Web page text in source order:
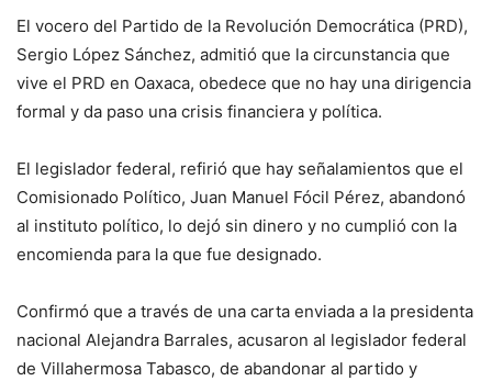
El vocero del Partido de la Revolución Democrática (PRD),
Sergio López Sánchez, admitió que la circunstancia que
vive el PRD en Oaxaca, obedece que no hay una dirigencia
formal y da paso una crisis financiera y política.
El legislador federal, refirió que hay señalamientos que el
Comisionado Político, Juan Manuel Fócil Pérez, abandonó
al instituto político, lo dejó sin dinero y no cumplió con la
encomienda para la que fue designado.
Confirmó que a través de una carta enviada a la presidenta
nacional Alejandra Barrales, acusaron al legislador federal
de Villahermosa Tabasco, de abandonar al partido y